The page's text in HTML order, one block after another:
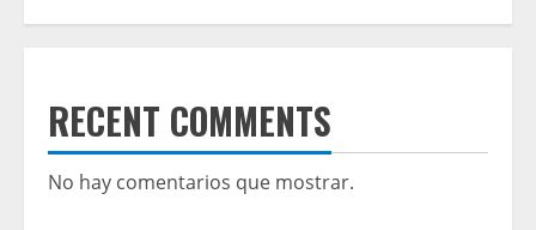
RECENT COMMENTS
No hay comentarios que mostrar.